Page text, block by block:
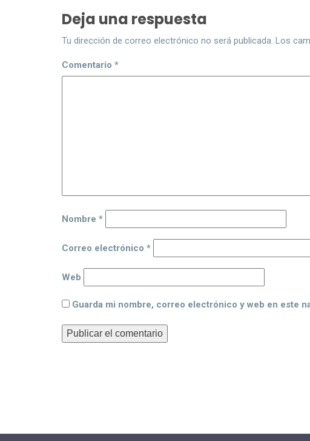
Deja una respuesta
Tu dirección de correo electrónico no será publicada. Los
Comentario *
Nombre *
Correo electrónico *
Web
Guarda mi nombre, correo electrónico y web en este